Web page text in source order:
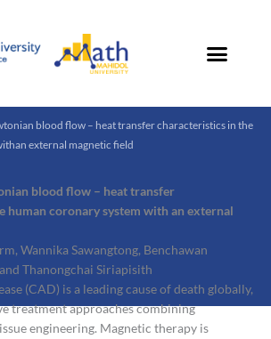
blood flow – heat transfer characteristics in the
external magnetic field
blood flow – heat transfer
human coronary system with an external
Wannika Sawangtong, Benchawan
Thanongchai Siriapisith
(CAD) is a leading cause of death globally,
treatment approaches combining
engineering. Magnetic therapy is